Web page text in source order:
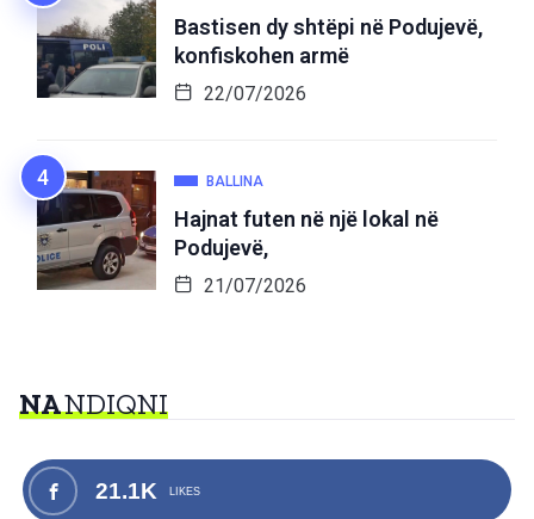
Bastisen dy shtëpi në Podujevë,
konfiskohen armë
22/07/2026
BALLINA
Hajnat futen në një lokal në
Podujevë,
21/07/2026
NANDIQNI
21.1K LIKES